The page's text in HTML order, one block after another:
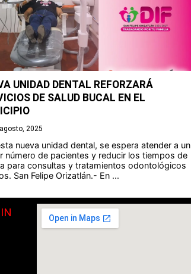
UNIDAD DENTAL REFORZARÁ
DE SALUD BUCAL EN EL
2025
nueva unidad dental, se espera atender a un
número de pacientes y reducir los tiempos de
para consultas y tratamientos odontológicos
San Felipe Orizatlán.- En ...